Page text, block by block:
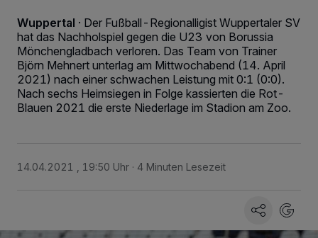
Wuppertal · Der Fußball-Regionalligist Wuppertaler SV
hat das Nachholspiel gegen die U23 von Borussia
Mönchengladbach verloren. Das Team von Trainer
Björn Mehnert unterlag am Mittwochabend (14. April
2021) nach einer schwachen Leistung mit 0:1 (0:0).
Nach sechs Heimsiegen in Folge kassierten die Rot-
Blauen 2021 die erste Niederlage im Stadion am Zoo.
14.04.2021 , 19:50 Uhr 4 Minuten Lesezeit